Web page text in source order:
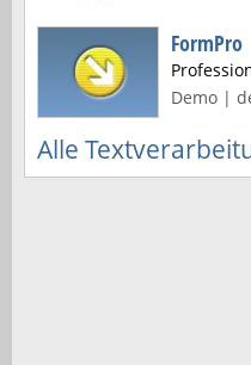
FormPro
Demo |
Alle